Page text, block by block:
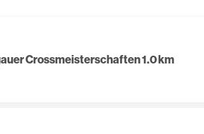
Crossmeisterschaften 1.0 km